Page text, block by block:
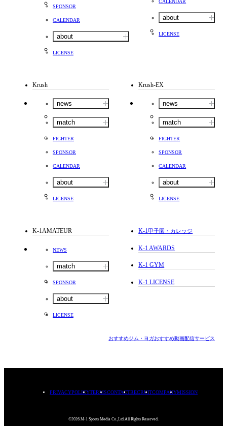
SPONSOR
CALENDAR
about
LICENSE
CALENDAR
about
LICENSE
Krush
news
match
FIGHTER
SPONSOR
CALENDAR
about
LICENSE
Krush-EX
news
match
FIGHTER
SPONSOR
CALENDAR
about
LICENSE
K-1AMATEUR
NEWS
match
SPONSOR
about
LICENSE
K-1甲子園・カレッジ
K-1 AWARDS
K-1 GYM
K-1 LICENSE
おすすめジム・ヨガおすすめ動画配信サービス
PRIVACYPOLICYTERMSCONTACTRECRUITCOMPANYMISSION
©2026.M-1 Sports Media Co.,Ltd.All Rights Reserved.